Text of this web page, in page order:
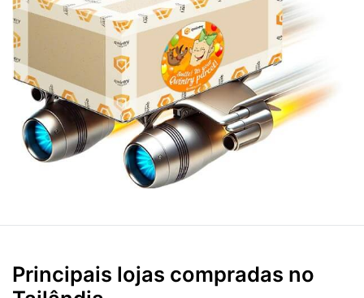
Principais lojas compradas no